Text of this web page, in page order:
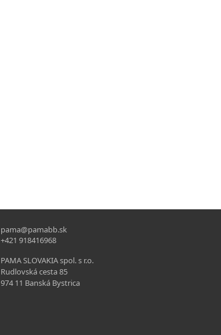
pama@pamabb.sk
+421 918416968
PAMA SLOVAKIA spol. s r.o.
Rudlovská cesta 85
974 11 Banská Bystrica